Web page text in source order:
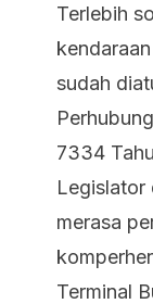
Terlebih
sudah
7334
Legislator
merasa
Terminal